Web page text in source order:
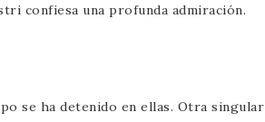
confiesa una profunda admiración.
se ha detenido en ellas. Otra singular